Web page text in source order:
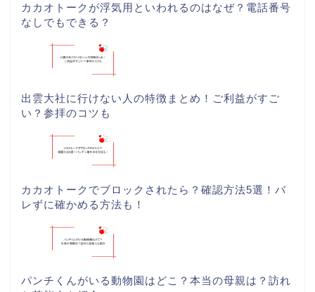
カカオトークが浮気用といわれるのはなぜ？電話番号
なしでもできる？
出雲大社に行けない人の特徴まとめ！ご利益がすご
い？参拝のコツも
カカオトークでブロックされたら？確認方法5選！バ
レずに確かめる方法も！
パンチくんがいる動物園はどこ？本当の母親は？訪れ